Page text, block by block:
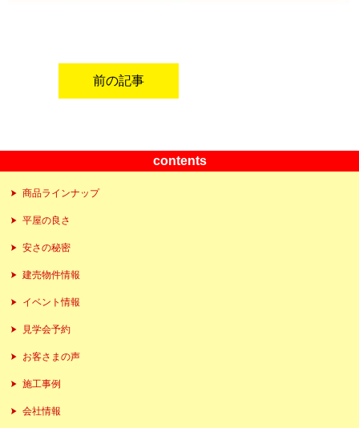
前の記事
contents
商品ラインナップ
平屋の良さ
安さの秘密
建売物件情報
イベント情報
見学会予約
お客さまの声
施工事例
会社情報